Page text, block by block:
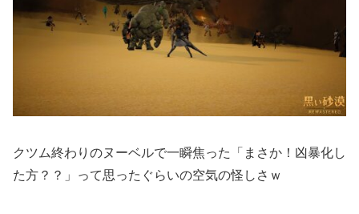
クツム終わりのヌーベルで一瞬焦った「まさか！凶暴化し
た方？？」って思ったぐらいの空気の怪しさｗ